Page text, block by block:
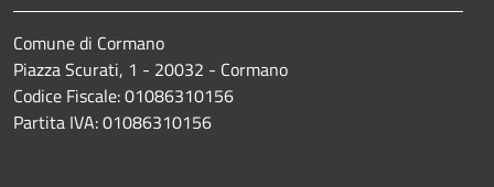
Comune di Cormano
Piazza Scurati, 1 - 20032 - Cormano
Codice Fiscale: 01086310156
Partita IVA: 01086310156